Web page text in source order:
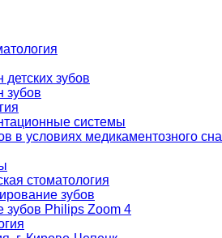
детских зубов
зубов
системы
в условиях медикаментозного сна
стоматология
зубов
зубов Philips Zoom 4